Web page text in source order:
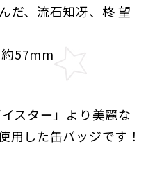
FAQ
だ、流石知冴、柊 望
57mm
スター」より美麗な
用した缶バッジです！